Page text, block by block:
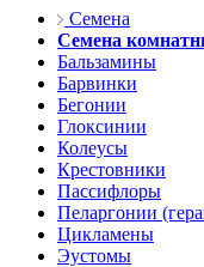
Семена
Семена
Бальзамины
Барвинки
Бегонии
Глоксинии
Колеусы
Крестовники
Пассифлоры
Пеларгонии
Цикламены
Эустомы